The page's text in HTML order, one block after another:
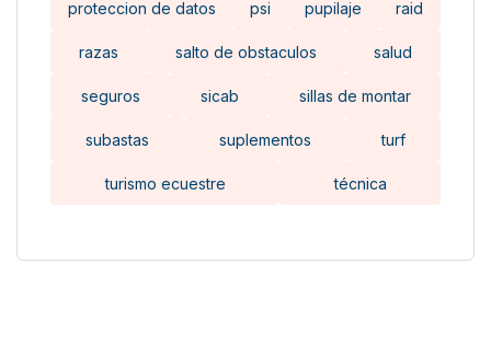
proteccion de datos psi pupilaje raid
razas salto de obstaculos salud
seguros sicab sillas de montar
subastas suplementos turf
turismo ecuestre técnica